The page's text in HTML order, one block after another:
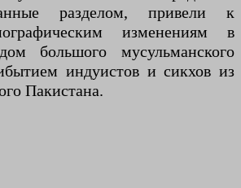
разделом, привели к
изменениям в
большого мусульманского
индуистов и сикхов из
Пакистана.